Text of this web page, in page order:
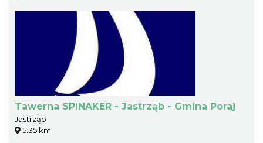
Tawerna SPINAKER - Jastrząb - Gmina Poraj
Jastrząb
5.35 km